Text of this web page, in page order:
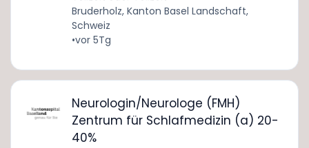
Bruderholz, Kanton Basel Landschaft,
Schweiz
•vor 5Tg
Neurologin/Neurologe (FMH)
Zentrum für Schlafmedizin (a) 20-
40%